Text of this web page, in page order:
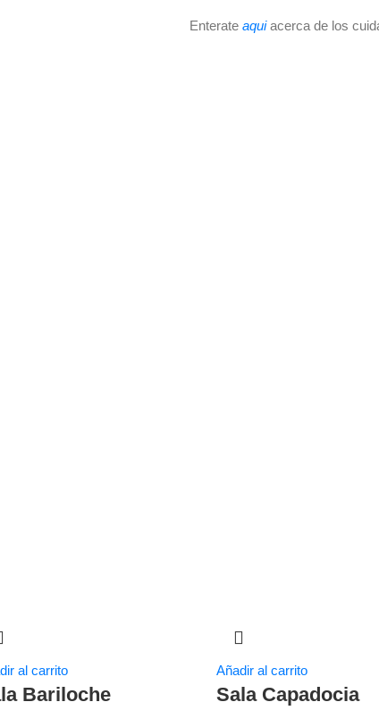
Enterateaqui acerca de los
al carrito
Bariloche
Añadir al carrito
Sala Capadocia